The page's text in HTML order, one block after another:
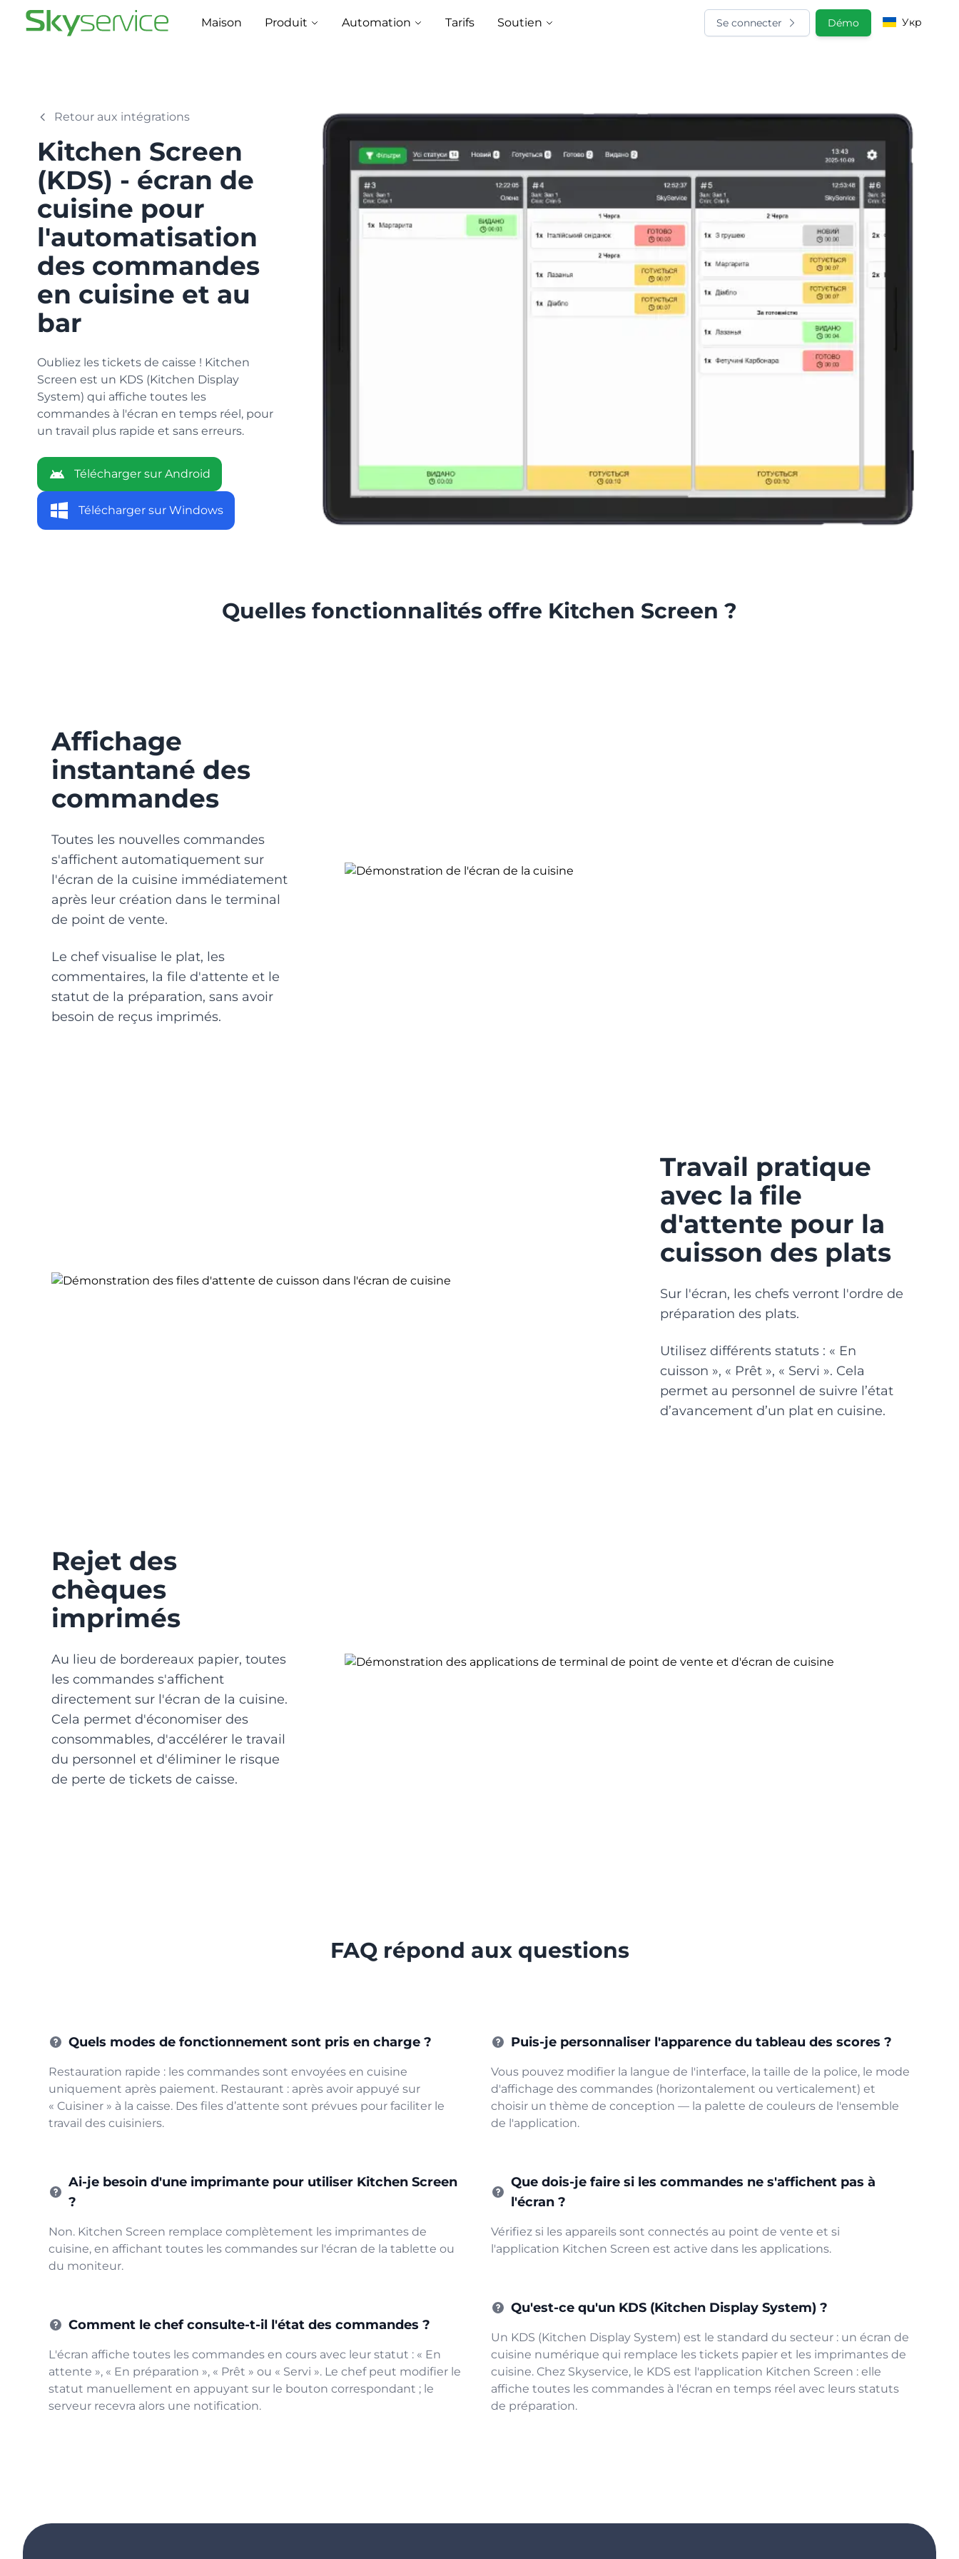
Maison Produit Automation Tarifs Soutien Se connecter Démo Укр
Retour aux intégrations
Kitchen Screen
(KDS) - écran de
cuisine pour
l'automatisation
des commandes
en cuisine et au
bar
Oubliez les tickets de caisse ! Kitchen
Screen est un KDS (Kitchen Display
System) qui affiche toutes les
commandes à l'écran en temps réel, pour
un travail plus rapide et sans erreurs.
Télécharger sur Android
Télécharger sur Windows
Quelles fonctionnalités offre Kitchen Screen ?
Affichage
instantané des
commandes
Toutes les nouvelles commandes
s'affichent automatiquement sur
l'écran de la cuisine immédiatement
après leur création dans le terminal
de point de vente.
Le chef visualise le plat, les
commentaires, la file d'attente et le
statut de la préparation, sans avoir
besoin de reçus imprimés.
Travail pratique
avec la file
d'attente pour la
cuisson des plats
Sur l'écran, les chefs verront l'ordre de
préparation des plats.
Utilisez différents statuts : « En
cuisson », « Prêt », « Servi ». Cela
permet au personnel de suivre l’état
d’avancement d’un plat en cuisine.
Rejet des
chèques
imprimés
Au lieu de bordereaux papier, toutes
les commandes s'affichent
directement sur l'écran de la cuisine.
Cela permet d'économiser des
consommables, d'accélérer le travail
du personnel et d'éliminer le risque
de perte de tickets de caisse.
FAQ répond aux questions
Quels modes de fonctionnement sont pris en charge ?
Restauration rapide : les commandes sont envoyées en cuisine
uniquement après paiement. Restaurant : après avoir appuyé sur
« Cuisiner » à la caisse. Des files d’attente sont prévues pour faciliter le
travail des cuisiniers.
Ai-je besoin d'une imprimante pour utiliser Kitchen Screen
?
Non. Kitchen Screen remplace complètement les imprimantes de
cuisine, en affichant toutes les commandes sur l'écran de la tablette ou
du moniteur.
Comment le chef consulte-t-il l'état des commandes ?
L'écran affiche toutes les commandes en cours avec leur statut : « En
attente », « En préparation », « Prêt » ou « Servi ». Le chef peut modifier le
statut manuellement en appuyant sur le bouton correspondant ; le
serveur recevra alors une notification.
Puis-je personnaliser l'apparence du tableau des scores ?
Vous pouvez modifier la langue de l'interface, la taille de la police, le mode
d'affichage des commandes (horizontalement ou verticalement) et
choisir un thème de conception — la palette de couleurs de l'ensemble
de l'application.
Que dois-je faire si les commandes ne s'affichent pas à
l'écran ?
Vérifiez si les appareils sont connectés au point de vente et si
l'application Kitchen Screen est active dans les applications.
Qu'est-ce qu'un KDS (Kitchen Display System) ?
Un KDS (Kitchen Display System) est le standard du secteur : un écran de
cuisine numérique qui remplace les tickets papier et les imprimantes de
cuisine. Chez Skyservice, le KDS est l'application Kitchen Screen : elle
affiche toutes les commandes à l'écran en temps réel avec leurs statuts
de préparation.